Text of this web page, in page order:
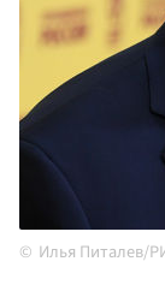
Илья Питалев/